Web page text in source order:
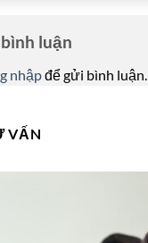
luận
nhậpđể gửi bình luận.
VẤN